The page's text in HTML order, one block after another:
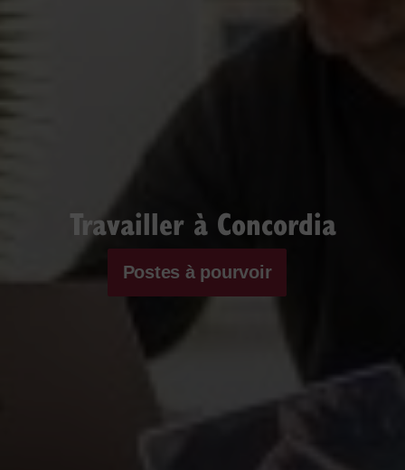
Travailler à Concordia
Postes à pourvoir